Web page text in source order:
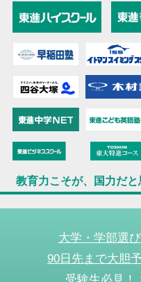
教育力こそが、国力だと
大学・学部選
90日先まで大胆